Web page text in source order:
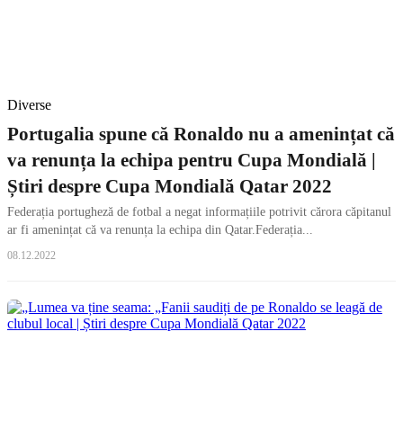
Diverse
Portugalia spune că Ronaldo nu a amenințat că
va renunța la echipa pentru Cupa Mondială |
Știri despre Cupa Mondială Qatar 2022
Federația portugheză de fotbal a negat informațiile potrivit cărora căpitanul
ar fi amenințat că va renunța la echipa din Qatar.Federația...
08.12.2022